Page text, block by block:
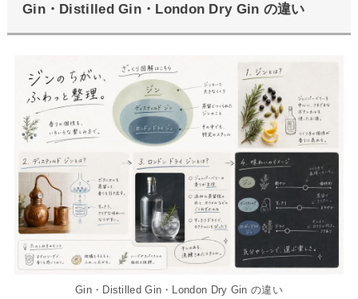
Gin・Distilled Gin・London Dry Gin の違い
Gin・Distilled Gin・London Dry Gin の違い